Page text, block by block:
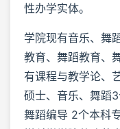
性办学实体。
学院现有音乐、舞
教育、舞蹈教育、
有课程与教学论、
硕士、音乐、舞蹈
舞蹈编导 2个本科